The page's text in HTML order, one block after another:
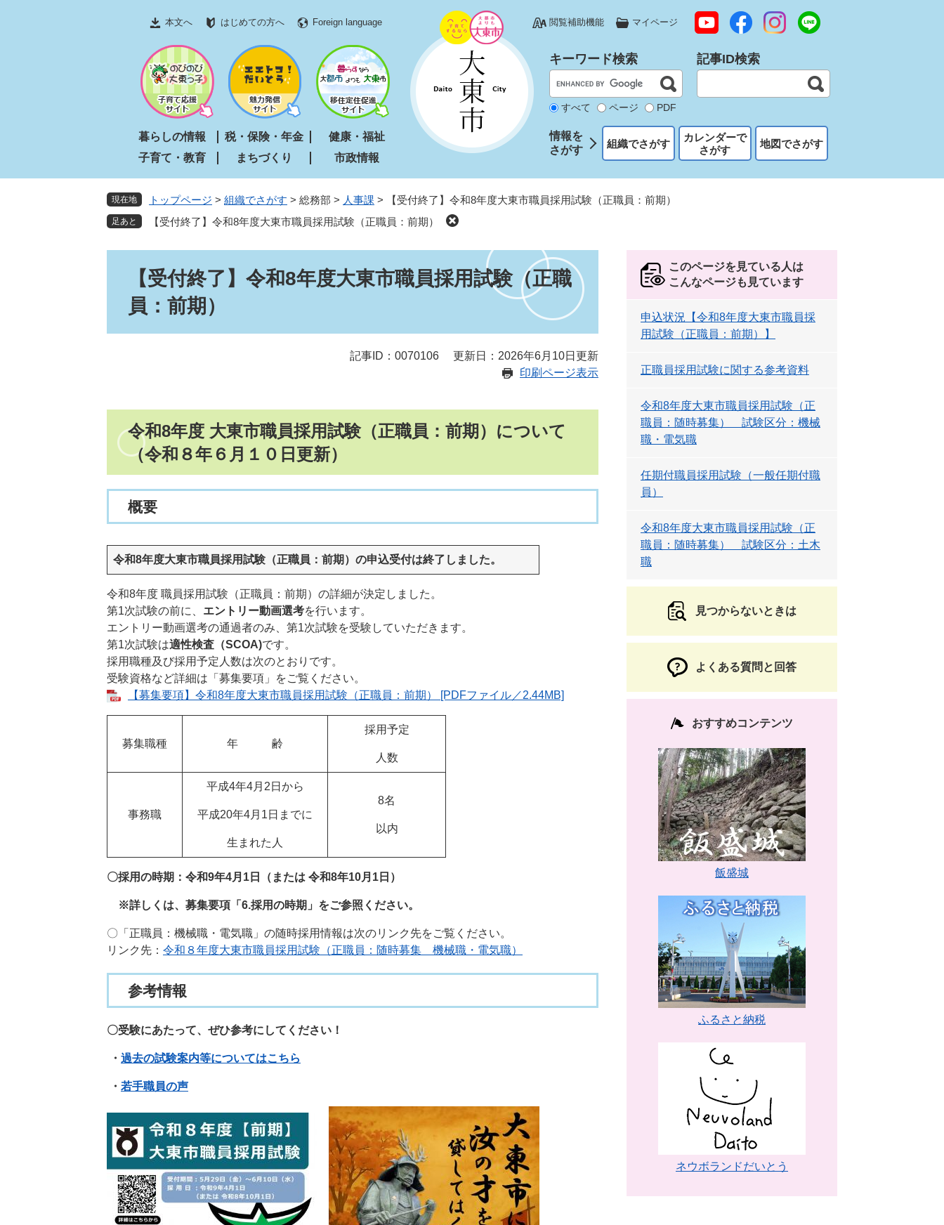
文
本文へ はじめての方へ Foreign language 閲覧補助機能 マイページ
暮らしの情報 税・保険・年金
健康・福祉
子育て・教育
まちづくり 市政情報
キーワード検索
すべて ページ PDF
記事ID検索
情報を
さがす
組織でさがす
カレンダーで
さがす
地図でさがす
現在地 トップページ > 組織でさがす > 総務部 > 人事課 >
【受付終了】令和8年度大東市職員採用試験（正職員：前期）
【受付終了】令和8年度大東市職員採用試験（正職員：前期）
【受付終了】令和8年度大東市職員採用試験（正職
員：前期）
記事ID：0070106
更新日：2026年6月10日更新
印刷ページ表示
令和8年度 大東市職員採用試験（正職員：前期）について
（令和８年６月１０日更新）
概要
令和8年度大東市職員採用試験（正職員：前期）の申込受付は終了しました。​
令和8年度 職員採用試験（正職員：前期）の詳細が決定しました。
第1次試験の前に、 エントリー動画選考を行います。
エントリー動画選考の通過者のみ、第1次試験を受験していただきます。
第1次試験は適性検査（SCOA)です。
採用職種及び採用予定人数は次のとおりです。
受験資格など詳細は「募集要項」をご覧ください。
【募集要項】令和8年度大東市職員採用試験（正職員：前期） [PDFファイル／2.44MB]
募集職種 年 齢
採用予定
人数
事務職
平成4年4月2日から
平成20年4月1日までに
生まれた人
8名
以内
〇採用の時期：令和9年4月1日（または 令和8年10月1日）
※詳しくは、募集要項「6.採用の時期」をご参照ください。
〇「正職員：機械職・電気職」の随時採用情報は次のリンク先をご覧ください。
リンク先： 令和８年度大東市職員採用試験（正職員：随時募集 機械職・電気職）
参考情報
〇受験にあたって、ぜひ参考にしてください！
・ 過去の試験案内等についてはこちら
・ 若手職員の声
このページを見ている人は
こんなページも見ています
申込状況【令和8年度大東市職員採
用試験（正職員：前期）】
正職員採用試験に関する参考資料
令和8年度大東市職員採用試験（正
職員：随時募集） 試験区分：機械
職・電気職
任期付職員採用試験（一般任期付職
員）
令和8年度大東市職員採用試験（正
職員：随時募集） 試験区分：土木
職
見つからないときは
よくある質問と回答
おすすめコンテンツ
飯盛城
ふるさと納税
ネウボランドだいとう